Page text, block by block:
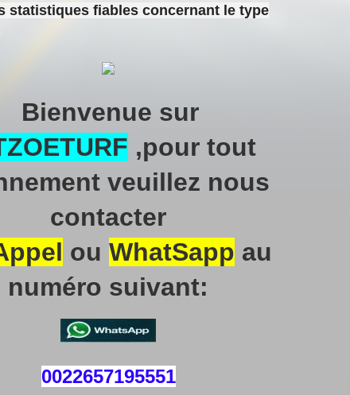
statistiques fiables concernant le type
Bienvenue sur
,pour tout
veuillez nous
contacter
ou WhatSapp au
numéro suivant:
0022657195551